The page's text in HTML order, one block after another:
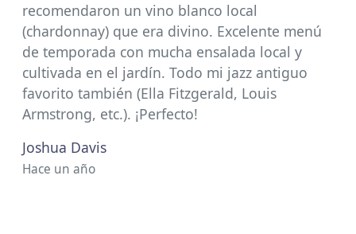
recomendaron un vino blanco local
(chardonnay) que era divino. Excelente menú
de temporada con mucha ensalada local y
cultivada en el jardín. Todo mi jazz antiguo
favorito también (Ella Fitzgerald, Louis
Armstrong, etc.). ¡Perfecto!
Joshua Davis
Hace un año